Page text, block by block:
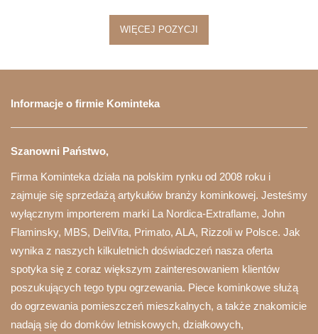
WIĘCEJ POZYCJI
Informacje o firmie Kominteka
Szanowni Państwo,
Firma Kominteka działa na polskim rynku od 2008 roku i
zajmuje się sprzedażą artykułów branży kominkowej. Jesteśmy
wyłącznym importerem marki La Nordica-Extraflame, John
Flaminsky, MBS, DeliVita, Primato, ALA, Rizzoli w Polsce. Jak
wynika z naszych kilkuletnich doświadczeń nasza oferta
spotyka się z coraz większym zainteresowaniem klientów
poszukujących tego typu ogrzewania. Piece kominkowe służą
do ogrzewania pomieszczeń mieszkalnych, a także znakomicie
nadają się do domków letniskowych, działkowych,